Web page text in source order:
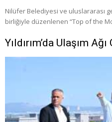
Nilüfer Belediyesi ve uluslararası
birliğiyle düzenlenen “Top of the
Yıldırım’da Ulaşım